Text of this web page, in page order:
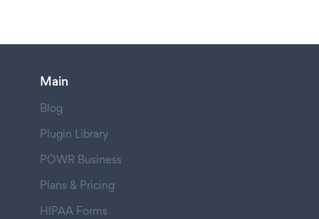
Main
Blog
Plugin Library
POWR Business
Plans & Pricing
HIPAA Forms